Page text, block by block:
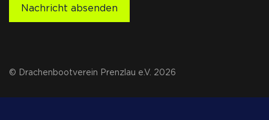
Nachricht absenden
© Drachenbootverein Prenzlau e.V. 2026